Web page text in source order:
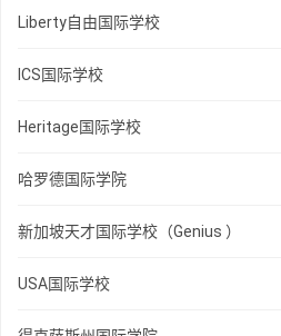
Liberty自由国际学校
ICS国际学校
Heritage国际学校
哈罗德国际学院
新加坡天才国际学校（Genius ）
USA国际学校